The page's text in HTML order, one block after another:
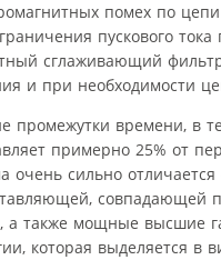
помех по
пускового
сглаживающий
и при необходимости
промежутки времени, в
примерно 25% от
сильно
а также мощные
которая выделяется в